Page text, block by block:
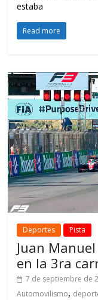
estaba
Read more
Deportes Pista
Juan
en la 3ra
7 de septiembre de
Automovilismo,